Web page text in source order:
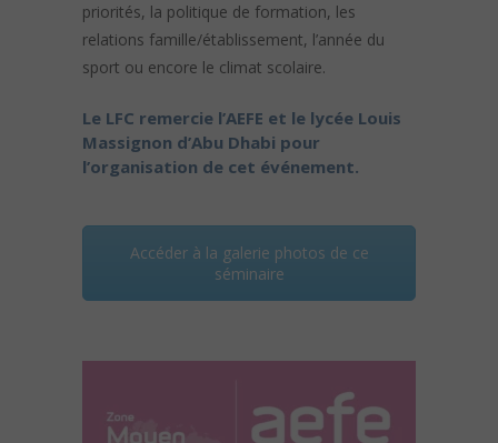
priorités, la politique de formation, les
relations famille/établissement, l’année du
sport ou encore le climat scolaire.
Le LFC remercie l’AEFE et le lycée Louis
Massignon d’Abu Dhabi pour
l’organisation de cet événement.
Accéder à la galerie photos de ce
séminaire